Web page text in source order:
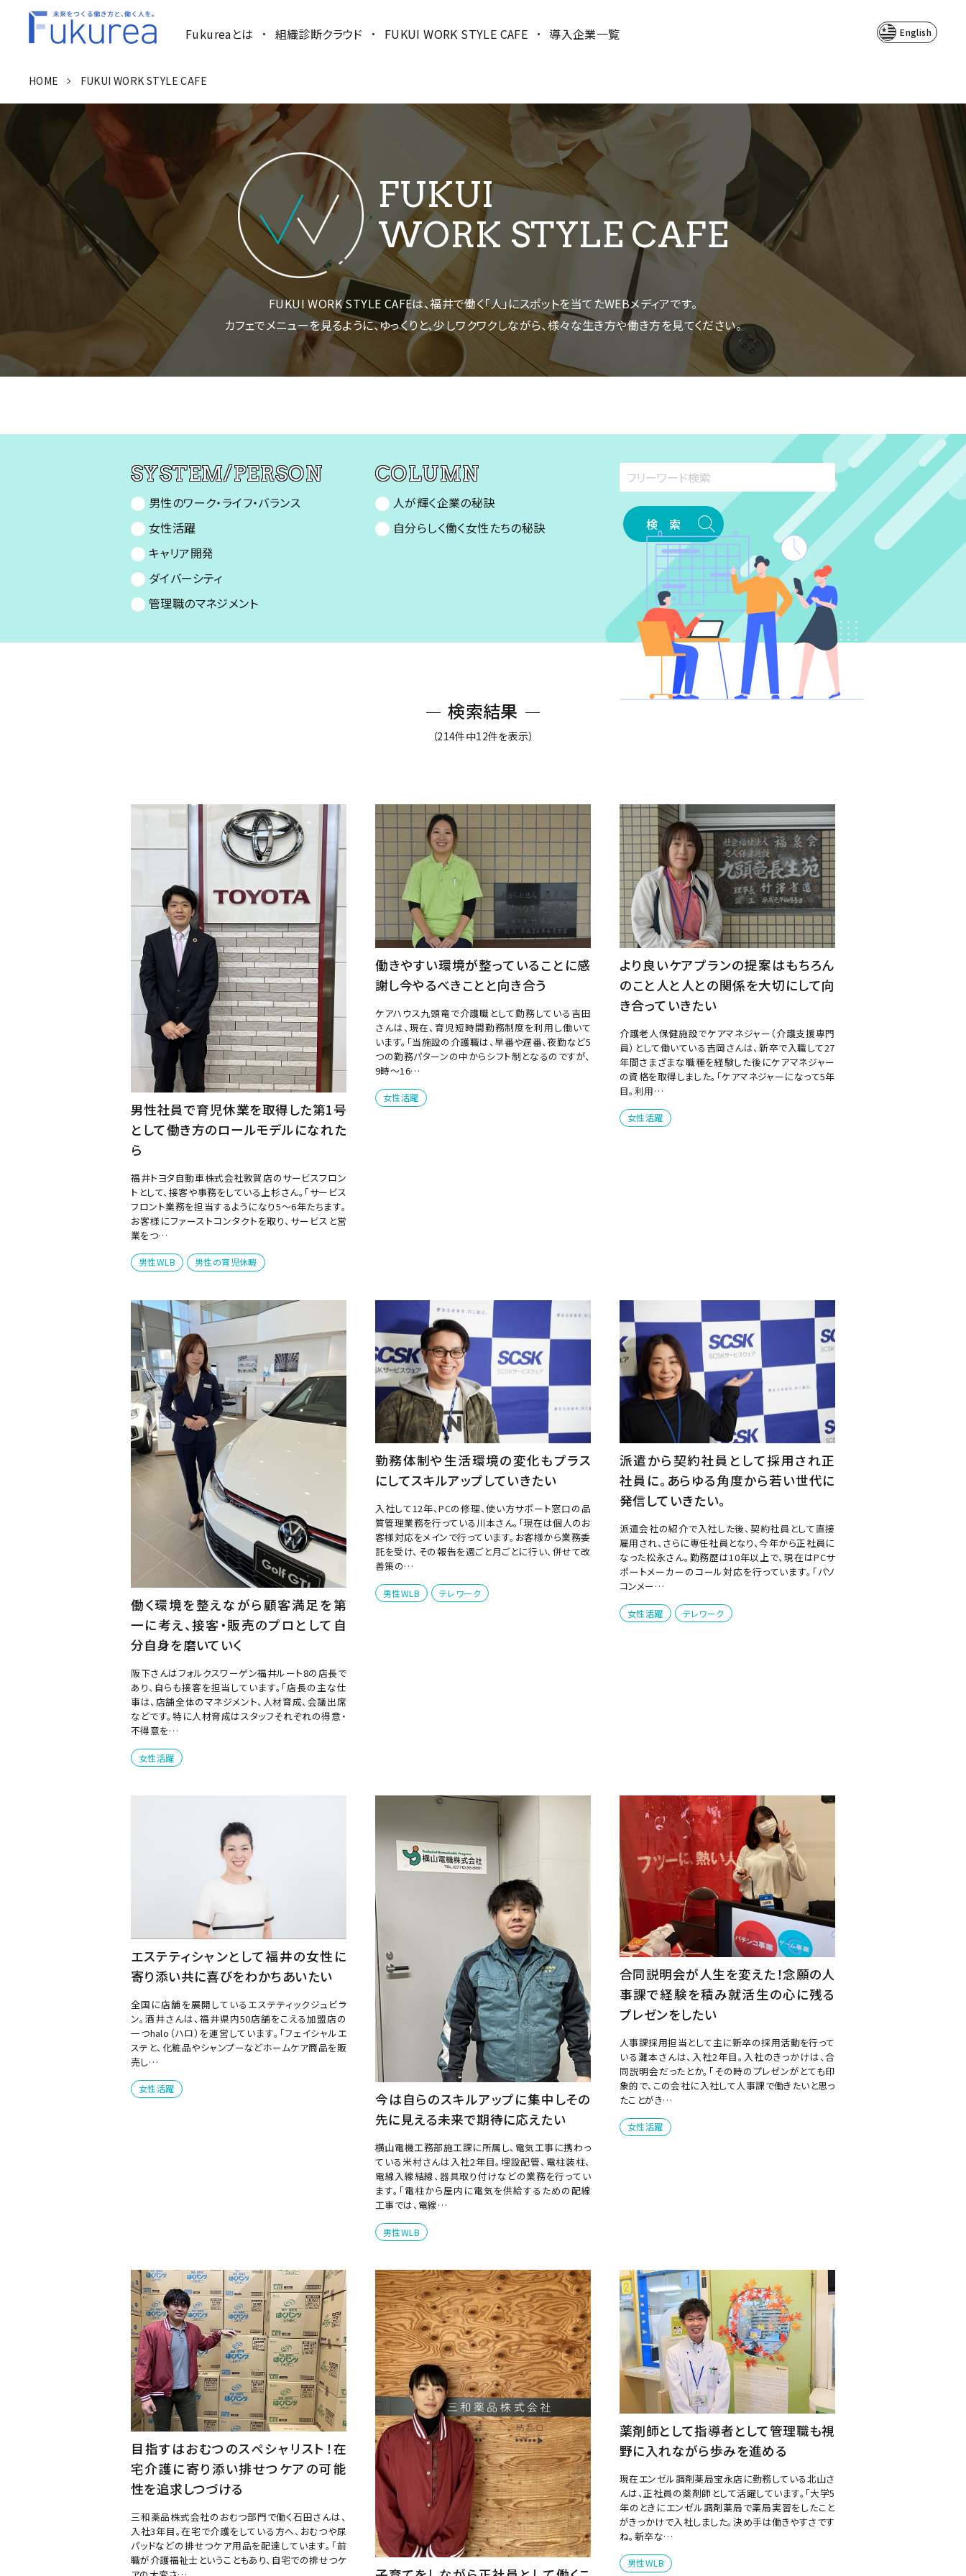
Fukureaとは 組織診断クラウド FUKUI WORK STYLE CAFE 導入企業一覧 English
HOME FUKUI WORK STYLE CAFE
FUKUI
WORK STYLE CAFE
FUKUI WORK STYLE CAFEは、福井で働く「人」にスポットを当てたWEBメディアです。
カフェでメニューを見るように、ゆっくりと、少しワクワクしながら、様々な生き方や働き方を見てください。
SYSTEM/PERSON
男性のワーク・ライフ・バランス
女性活躍
キャリア開発
ダイバーシティ
管理職のマネジメント
COLUMN
人が輝く企業の秘訣
自分らしく働く女性たちの秘訣
検 索
検索結果
（214件中12件を表示）
男性社員で育児休業を取得した第1号
として働き方のロールモデルになれた
ら
福井トヨタ自動車株式会社敦賀店のサービスフロン
トとして、接客や事務をしている上杉さん。「サービス
フロント業務を担当するようになり5～6年たちます。
お客様にファーストコンタクトを取り、サービスと営
業をつ…
男性WLB 男性の育児休暇
働きやすい環境が整っていることに感
謝し今やるべきことと向き合う
ケアハウス九頭竜で介護職として勤務している吉田
さんは、現在、育児短時間勤務制度を利用し働いて
います。「当施設の介護職は、早番や遅番、夜勤など5
つの勤務パターンの中からシフト制となるのですが、
9時～16…
女性活躍
より良いケアプランの提案はもちろん
のこと人と人との関係を大切にして向
き合っていきたい
介護老人保健施設でケアマネジャー（介護支援専門
員）として働いている吉岡さんは、新卒で入職して27
年間さまざまな職種を経験した後にケアマネジャー
の資格を取得しました。「ケアマネジャーになって5年
目。利用…
女性活躍
働く環境を整えながら顧客満足を第
一に考え、接客・販売のプロとして自
分自身を磨いていく
阪下さんはフォルクスワーゲン福井ルート8の店長で
あり、自らも接客を担当しています。「店長の主な仕
事は、店舗全体のマネジメント、人材育成、会議出席
などです。特に人材育成はスタッフそれぞれの得意・
不得意を…
女性活躍
勤務体制や生活環境の変化もプラス
にしてスキルアップしていきたい
入社して12年、PCの修理、使い方サポート窓口の品
質管理業務を行っている川本さん。「現在は個人のお
客様対応をメインで行っています。お客様から業務委
託を受け、その報告を週ごと月ごとに行い、併せて改
善策の…
男性WLB テレワーク
派遣から契約社員として採用され正
社員に。あらゆる角度から若い世代に
発信していきたい。
派遣会社の紹介で入社した後、契約社員として直接
雇用され、さらに専任社員となり、今年から正社員に
なった松永さん。勤務歴は10年以上で、現在はPCサ
ポートメーカーのコール対応を行っています。「パソ
コンメー…
女性活躍 テレワーク
エステティシャンとして福井の女性に
寄り添い共に喜びをわかちあいたい
全国に店舗を展開しているエステティックジュビラ
ン。酒井さんは、福井県内50店舗をこえる加盟店の
一つhalo（ハロ）を運営しています。「フェイシャルエ
ステと、化粧品やシャンプーなどホームケア商品を販
売し…
女性活躍
今は自らのスキルアップに集中しその
先に見える未来で期待に応えたい
横山電機工務部施工課に所属し、電気工事に携わっ
ている米村さんは入社2年目。埋設配管、電柱装柱、
電線入線結線、器具取り付けなどの業務を行ってい
ます。「電柱から屋内に電気を供給するための配線
工事では、電線…
男性WLB
合同説明会が人生を変えた！念願の人
事課で経験を積み就活生の心に残る
プレゼンをしたい
人事課採用担当として主に新卒の採用活動を行って
いる灘本さんは、入社2年目。入社のきっかけは、合
同説明会だったとか。「その時のプレゼンがとても印
象的で、この会社に入社して人事課で働きたいと思っ
たことがき…
女性活躍
目指すはおむつのスペシャリスト！在
宅介護に寄り添い排せつケアの可能
性を追求しつづける
三和薬品株式会社のおむつ部門で働く石田さんは、
入社3年目。在宅で介護をしている方へ、おむつや尿
パッドなどの排せつケア用品を配達しています。「前
職が介護福祉士ということもあり、自宅での排せつケ
薬剤師として指導者として管理職も視
野に入れながら歩みを進める
現在エンゼル調剤薬局宝永店に勤務している北山さ
んは、正社員の薬剤師として活躍しています。「大学5
年のときにエンゼル調剤薬局で薬局実習をしたこと
がきっかけで入社しました。決め手は働きやすさです
ね。新卒な…
男性WLB